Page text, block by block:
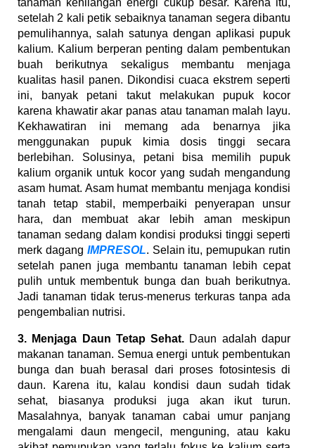
setelah 2 kali petik sebaiknya tanaman segera dibantu
pemulihannya, salah satunya dengan aplikasi pupuk
kalium. Kalium berperan penting dalam pembentukan
buah berikutnya sekaligus membantu menjaga
kualitas hasil panen. Dikondisi cuaca ekstrem seperti
ini, banyak petani takut melakukan pupuk kocor
karena khawatir akar panas atau tanaman malah layu.
Kekhawatiran ini memang ada benarnya jika
menggunakan pupuk kimia dosis tinggi secara
berlebihan. Solusinya, petani bisa memilih pupuk
kalium organik untuk kocor yang sudah mengandung
asam humat. Asam humat membantu menjaga kondisi
tanah tetap stabil, memperbaiki penyerapan unsur
hara, dan membuat akar lebih aman meskipun
tanaman sedang dalam kondisi produksi tinggi seperti
merk dagang IMPRESOL. Selain itu, pemupukan rutin
setelah panen juga membantu tanaman lebih cepat
pulih untuk membentuk bunga dan buah berikutnya.
Jadi tanaman tidak terus-menerus terkuras tanpa ada
pengembalian nutrisi.
3. Menjaga Daun Tetap Sehat. Daun adalah dapur
makanan tanaman. Semua energi untuk pembentukan
bunga dan buah berasal dari proses fotosintesis di
daun. Karena itu, kalau kondisi daun sudah tidak
sehat, biasanya produksi juga akan ikut turun.
Masalahnya, banyak tanaman cabai umur panjang
mengalami daun mengecil, menguning, atau kaku